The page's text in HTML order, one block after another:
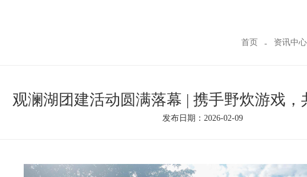
首页 资讯中心
观澜湖团建活动圆满落幕 | 携手野炊游戏，
发布日期：2026-02-09